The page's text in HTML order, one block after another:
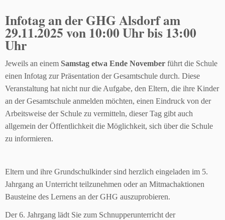
Infotag an der GHG Alsdorf am
29.11.2025 von 10:00 Uhr bis 13:00
Uhr
Jeweils an einem Samstag etwa Ende November führt die Schule
einen Infotag zur Präsentation der Gesamtschule durch. Diese
Veranstaltung hat nicht nur die Aufgabe, den Eltern, die ihre Kinder
an der Gesamtschule anmelden möchten, einen Eindruck von der
Arbeitsweise der Schule zu vermitteln, dieser Tag gibt auch
allgemein der Öffentlichkeit die Möglichkeit, sich über die Schule
zu informieren.
Eltern und ihre Grundschulkinder sind herzlich eingeladen im 5.
Jahrgang an Unterricht teilzunehmen oder an Mitmachaktionen
Bausteine des Lernens an der GHG auszuprobieren.
Der 6. Jahrgang lädt Sie zum Schnupperunterricht der